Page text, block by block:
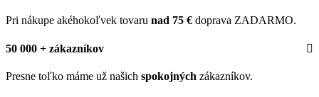
Pri nákupe akéhokoľvek tovaru nad 75 € doprava ZADARMO.
50 000 + zákazníkov
Presne toľko máme už našich spokojných zákazníkov.